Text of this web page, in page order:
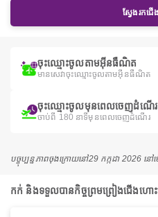
ស្វែងរកជ
ចុះឈ្មោះចូលតាមអ៊ីនធឺណិត
មានសេវាចុះឈ្មោះចូលតាមអ៊ីនធឺណិត
ចុះឈ្មោះចូលមុនពេលចេញដំណើរ
ចាប់ពី 180 នាទីមុនពេលចេញដំណើរ
បច្ចុប្បន្នភាពចុងក្រោយនៅ29 កក្កដា 2026 ន
កក់ និងទទួលបានកិច្ចព្រមព្រៀងជើងហោ